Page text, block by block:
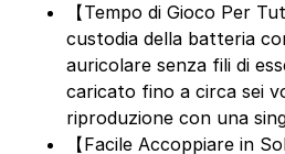
【Tempo di Gioco Per
custodia della batteria
auricolare senza fili di
caricato fino a circa sei
riproduzione con una
【Facile Accoppiare in